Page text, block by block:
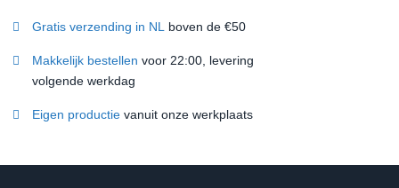
Gratis verzending in NL boven de €50
Makkelijk bestellen voor 22:00, levering
volgende werkdag
Eigen productie vanuit onze werkplaats